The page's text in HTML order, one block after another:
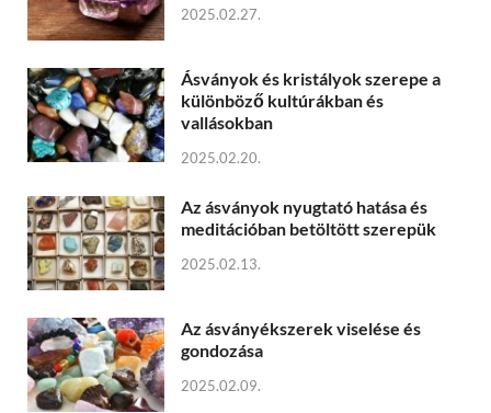
2025.02.27.
Ásványok és kristályok szerepe a
különböző kultúrákban és
vallásokban
2025.02.20.
Az ásványok nyugtató hatása és
meditációban betöltött szerepük
2025.02.13.
Az ásványékszerek viselése és
gondozása
2025.02.09.